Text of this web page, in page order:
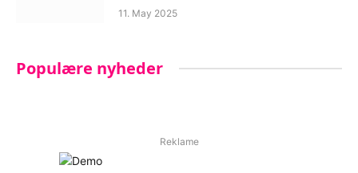
11. May 2025
Populære nyheder
Reklame